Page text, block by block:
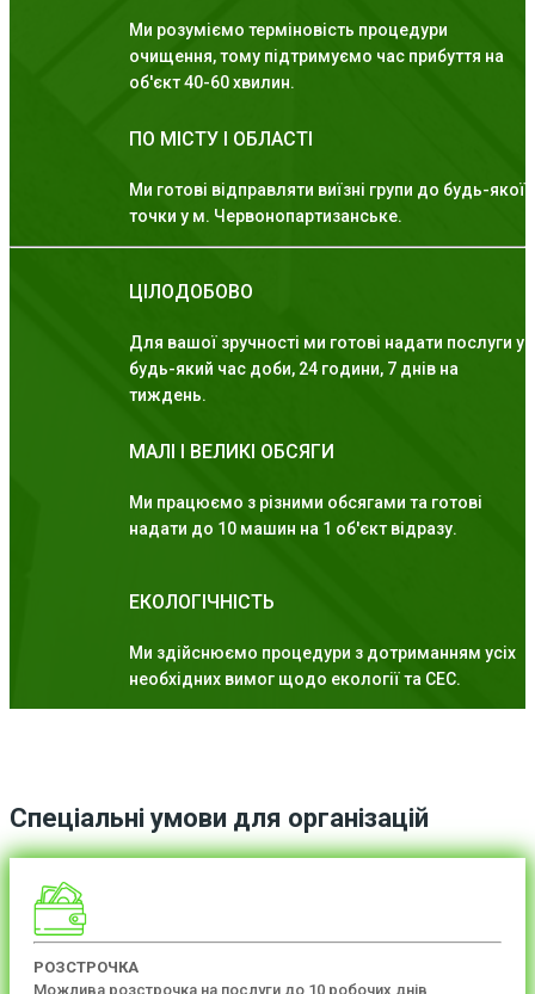
Ми розуміємо терміновість процедури
очищення, тому підтримуємо час прибуття на
об'єкт 40-60 хвилин.
ПО МІСТУ І ОБЛАСТІ
Ми готові відправляти виїзні групи до будь-якої
точки у м. Червонопартизанське.
ЦІЛОДОБОВО
Для вашої зручності ми готові надати послуги у
будь-який час доби, 24 години, 7 днів на
тиждень.
МАЛІ І ВЕЛИКІ ОБСЯГИ
Ми працюємо з різними обсягами та готові
надати до 10 машин на 1 об'єкт відразу.
ЕКОЛОГІЧНІСТЬ
Ми здійснюємо процедури з дотриманням усіх
необхідних вимог щодо екології та СЕС.
Спеціальні умови для організацій
РОЗСТРОЧКА
Можлива розстрочка на послуги до 10 робочих днів